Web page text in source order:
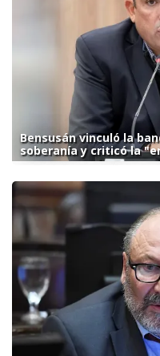
Bensusán vinculó la
soberanía y criticó la